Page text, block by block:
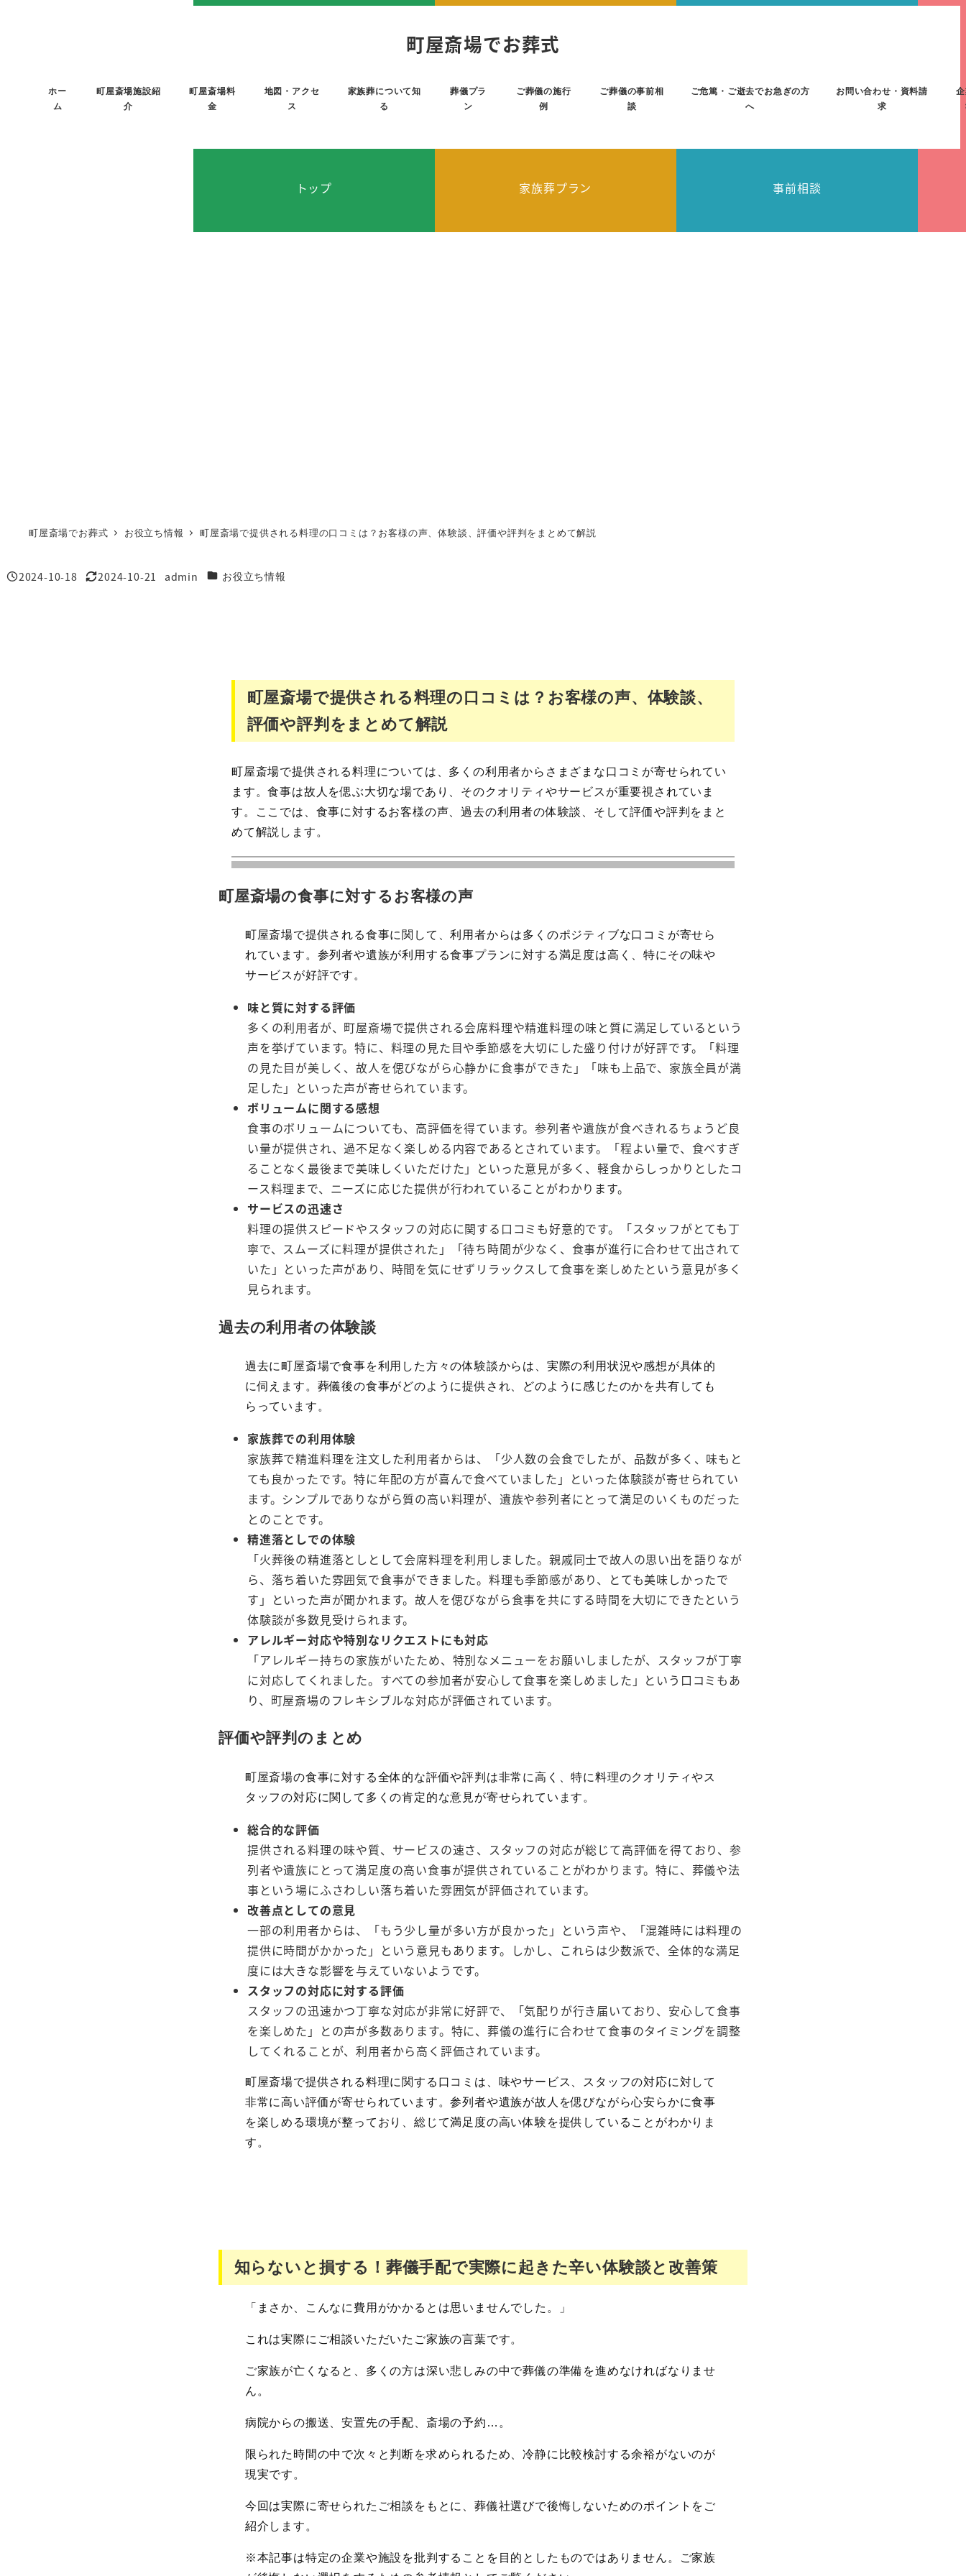
町屋斎場でお葬式
ホー
ム
町屋斎場施設紹
介
町屋斎場料
金
地図・アクセ
ス
家族葬について知
る
葬儀プラ
ン
ご葬儀の施行
例
ご葬儀の事前相
談
ご危篤・ご逝去でお急ぎの方
へ
お問い合わせ・資料請
求
町屋斎場でお葬式 お役立ち情報 町屋斎場で提供される料理の口コミは？お客様の声、体験談、評価や評判をまとめて解説
投稿日
2024-10-18
更新日
2024-10-21
著
admin カテゴリー
お役立ち情報
トップ 家族葬プラン 事前相談
町屋斎場で提供される料理の口コミは？お客様の声、体験談、
評価や評判をまとめて解説
町屋斎場で提供される料理については、多くの利用者からさまざまな口コミが寄せられてい
ます。食事は故人を偲ぶ大切な場であり、そのクオリティやサービスが重要視されていま
す。ここでは、食事に対するお客様の声、過去の利用者の体験談、そして評価や評判をまと
めて解説します。
町屋斎場の食事に対するお客様の声
町屋斎場で提供される食事に関して、利用者からは多くのポジティブな口コミが寄せら
れています。参列者や遺族が利用する食事プランに対する満足度は高く、特にその味や
サービスが好評です。
味と質に対する評価
多くの利用者が、町屋斎場で提供される会席料理や精進料理の味と質に満足しているという
声を挙げています。特に、料理の見た目や季節感を大切にした盛り付けが好評です。「料理
の見た目が美しく、故人を偲びながら心静かに食事ができた」「味も上品で、家族全員が満
足した」といった声が寄せられています。
ボリュームに関する感想
食事のボリュームについても、高評価を得ています。参列者や遺族が食べきれるちょうど良
い量が提供され、過不足なく楽しめる内容であるとされています。「程よい量で、食べすぎ
ることなく最後まで美味しくいただけた」といった意見が多く、軽食からしっかりとしたコ
ース料理まで、ニーズに応じた提供が行われていることがわかります。
サービスの迅速さ
料理の提供スピードやスタッフの対応に関する口コミも好意的です。「スタッフがとても丁
寧で、スムーズに料理が提供された」「待ち時間が少なく、食事が進行に合わせて出されて
いた」といった声があり、時間を気にせずリラックスして食事を楽しめたという意見が多く
見られます。
過去の利用者の体験談
過去に町屋斎場で食事を利用した方々の体験談からは、実際の利用状況や感想が具体的
に伺えます。葬儀後の食事がどのように提供され、どのように感じたのかを共有しても
らっています。
家族葬での利用体験
家族葬で精進料理を注文した利用者からは、「少人数の会食でしたが、品数が多く、味もと
ても良かったです。特に年配の方が喜んで食べていました」といった体験談が寄せられてい
ます。シンプルでありながら質の高い料理が、遺族や参列者にとって満足のいくものだった
とのことです。
精進落としでの体験
「火葬後の精進落としとして会席料理を利用しました。親戚同士で故人の思い出を語りなが
ら、落ち着いた雰囲気で食事ができました。料理も季節感があり、とても美味しかったで
す」といった声が聞かれます。故人を偲びながら食事を共にする時間を大切にできたという
体験談が多数見受けられます。
アレルギー対応や特別なリクエストにも対応
「アレルギー持ちの家族がいたため、特別なメニューをお願いしましたが、スタッフが丁寧
に対応してくれました。すべての参加者が安心して食事を楽しめました」という口コミもあ
り、町屋斎場のフレキシブルな対応が評価されています。
評価や評判のまとめ
町屋斎場の食事に対する全体的な評価や評判は非常に高く、特に料理のクオリティやス
タッフの対応に関して多くの肯定的な意見が寄せられています。
総合的な評価
提供される料理の味や質、サービスの速さ、スタッフの対応が総じて高評価を得ており、参
列者や遺族にとって満足度の高い食事が提供されていることがわかります。特に、葬儀や法
事という場にふさわしい落ち着いた雰囲気が評価されています。
改善点としての意見
一部の利用者からは、「もう少し量が多い方が良かった」という声や、「混雑時には料理の
提供に時間がかかった」という意見もあります。しかし、これらは少数派で、全体的な満足
度には大きな影響を与えていないようです。
スタッフの対応に対する評価
スタッフの迅速かつ丁寧な対応が非常に好評で、「気配りが行き届いており、安心して食事
を楽しめた」との声が多数あります。特に、葬儀の進行に合わせて食事のタイミングを調整
してくれることが、利用者から高く評価されています。
町屋斎場で提供される料理に関する口コミは、味やサービス、スタッフの対応に対して
非常に高い評価が寄せられています。参列者や遺族が故人を偲びながら心安らかに食事
を楽しめる環境が整っており、総じて満足度の高い体験を提供していることがわかりま
す。
知らないと損する！葬儀手配で実際に起きた辛い体験談と改善策
「まさか、こんなに費用がかかるとは思いませんでした。」
これは実際にご相談いただいたご家族の言葉です。
ご家族が亡くなると、多くの方は深い悲しみの中で葬儀の準備を進めなければなりませ
ん。
病院からの搬送、安置先の手配、斎場の予約…。
限られた時間の中で次々と判断を求められるため、冷静に比較検討する余裕がないのが
現実です。
今回は実際に寄せられたご相談をもとに、葬儀社選びで後悔しないためのポイントをご
紹介します。
※本記事は特定の企業や施設を批判することを目的としたものではありません。ご家族